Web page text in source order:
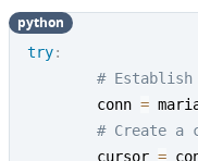
try:
# Establish
        conn
=
# Create a
        cursor
=
python